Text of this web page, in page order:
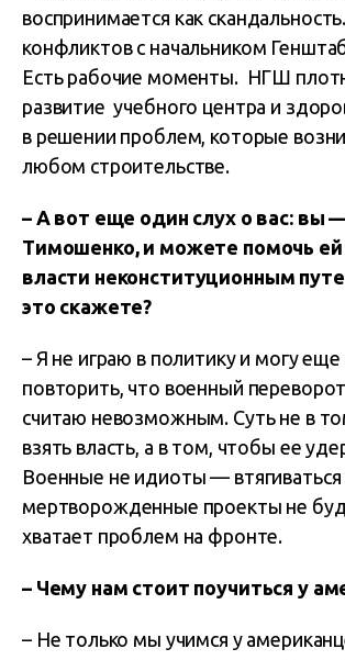
воспринимается как
конфликтов с начальником
Есть рабочие моменты. НГШ
развитие учебного центра и
в решении проблем, которые
любом строительстве.
– А вот еще один слух о вас: вы
Тимошенко, и можете помочь ей
власти неконституционным
это скажете?
– Я не играю в политику и могу еще
повторить, что военный
считаю невозможным. Суть не в
взять власть, а в том, чтобы ее
Военные не идиоты — втягиваться
мертворожденные проекты не
хватает проблем на фронте.
– Чему нам стоит поучиться у
– Не только мы учимся у